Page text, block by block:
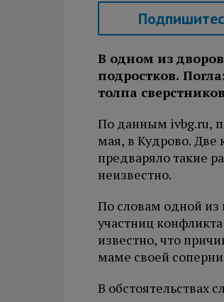
В одном из
подростков.
толпа
По данным ivbg.ru,
мая, в Кудрово. Две
предваряло такие
неизвестно.
По словам одной
участниц
известно, что
маме своей
В обстоятельствах